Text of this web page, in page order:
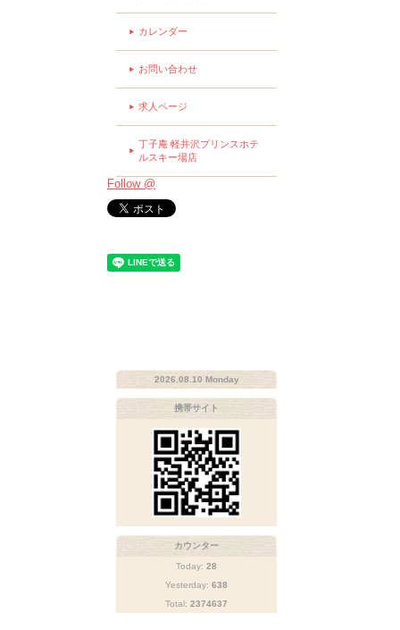
カレンダー
お問い合わせ
求人ページ
丁子庵 軽井沢プリンスホテ
ルスキー場店
Follow @
2026.08.10 Monday
携帯サイト
カウンター
Today: 28
Yesterday: 638
Total: 2374637